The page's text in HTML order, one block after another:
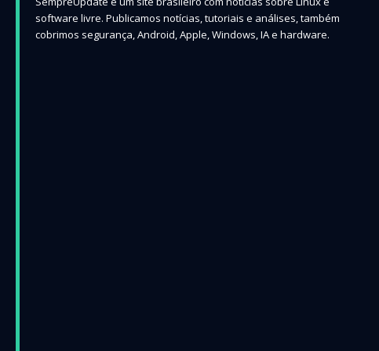
software livre. Publicamos notícias, tutoriais e análises, também
cobrimos segurança, Android, Apple, Windows, IA e hardware.